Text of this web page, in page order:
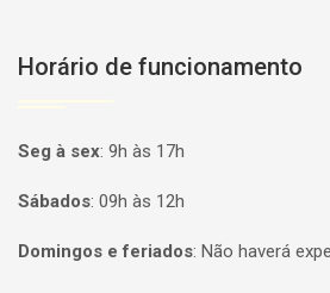
Horário de funcionamento
Seg à sex: 9h às 17h
Sábados: 09h às 12h
Domingos e feriados: Não haverá